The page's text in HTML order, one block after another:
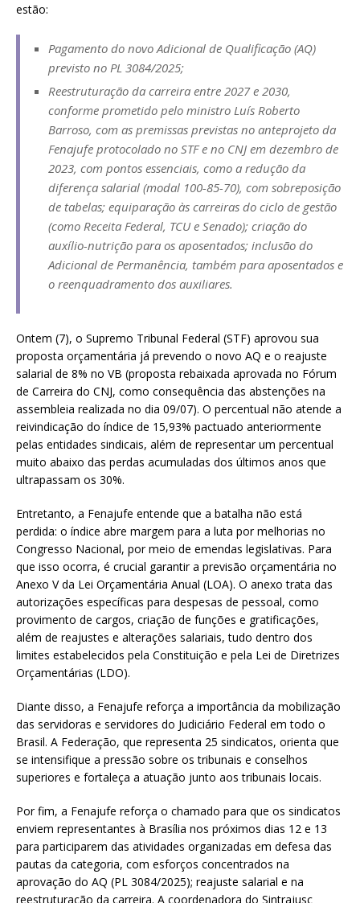
estão:
Pagamento do novo Adicional de Qualificação (AQ)
previsto no PL 3084/2025;
Reestruturação da carreira entre 2027 e 2030,
conforme prometido pelo ministro Luís Roberto
Barroso, com as premissas previstas no anteprojeto da
Fenajufe protocolado no STF e no CNJ em dezembro de
2023, com pontos essenciais, como a redução da
diferença salarial (modal 100-85-70), com sobreposição
de tabelas; equiparação às carreiras do ciclo de gestão
(como Receita Federal, TCU e Senado); criação do
auxílio-nutrição para os aposentados; inclusão do
Adicional de Permanência, também para aposentados e
o reenquadramento dos auxiliares.
Ontem (7), o Supremo Tribunal Federal (STF) aprovou sua
proposta orçamentária já prevendo o novo AQ e o reajuste
salarial de 8% no VB (proposta rebaixada aprovada no Fórum
de Carreira do CNJ, como consequência das abstenções na
assembleia realizada no dia 09/07). O percentual não atende a
reivindicação do índice de 15,93% pactuado anteriormente
pelas entidades sindicais, além de representar um percentual
muito abaixo das perdas acumuladas dos últimos anos que
ultrapassam os 30%.
Entretanto, a Fenajufe entende que a batalha não está
perdida: o índice abre margem para a luta por melhorias no
Congresso Nacional, por meio de emendas legislativas. Para
que isso ocorra, é crucial garantir a previsão orçamentária no
Anexo V da Lei Orçamentária Anual (LOA). O anexo trata das
autorizações específicas para despesas de pessoal, como
provimento de cargos, criação de funções e gratificações,
além de reajustes e alterações salariais, tudo dentro dos
limites estabelecidos pela Constituição e pela Lei de Diretrizes
Orçamentárias (LDO).
Diante disso, a Fenajufe reforça a importância da mobilização
das servidoras e servidores do Judiciário Federal em todo o
Brasil. A Federação, que representa 25 sindicatos, orienta que
se intensifique a pressão sobre os tribunais e conselhos
superiores e fortaleça a atuação junto aos tribunais locais.
Por fim, a Fenajufe reforça o chamado para que os sindicatos
enviem representantes à Brasília nos próximos dias 12 e 13
para participarem das atividades organizadas em defesa das
pautas da categoria, com esforços concentrados na
aprovação do AQ (PL 3084/2025); reajuste salarial e na
reestruturação da carreira. A coordenadora do Sintrajusc